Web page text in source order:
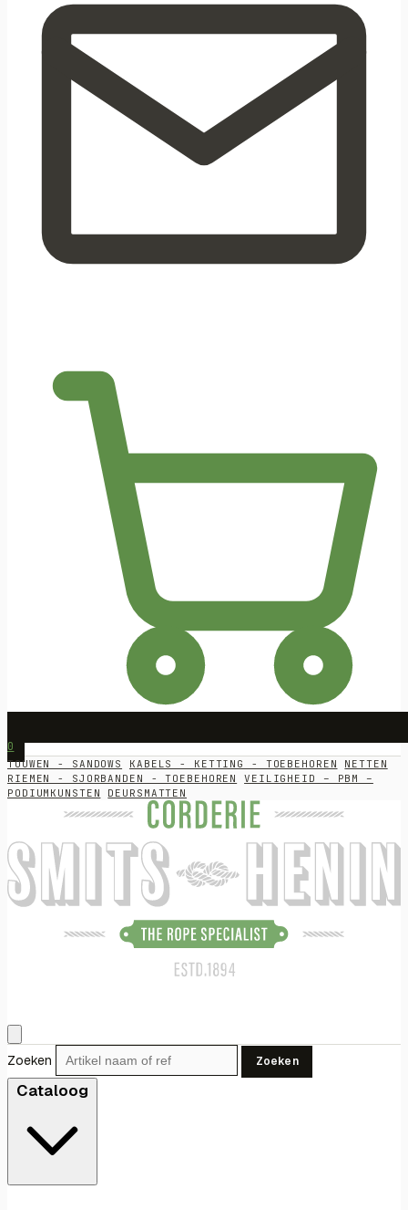
0
TOUWEN - SANDOWS KABELS - KETTING - TOEBEHOREN
NETTEN
RIEMEN - SJORBANDEN - TOEBEHOREN
VEILIGHEID – PBM –
PODIUMKUNSTEN
DEURSMATTEN
Zoeken Zoeken
Cataloog